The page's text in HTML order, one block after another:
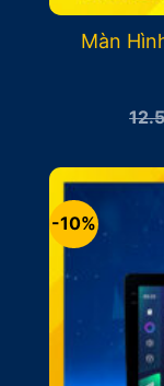
Màn
-10%